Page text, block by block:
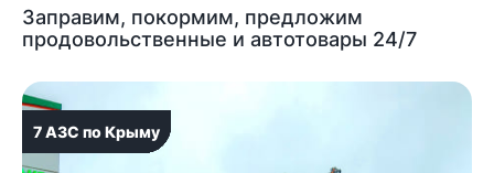
Заправим, покормим, предложим
продовольственные и автотовары 24/7
7 АЗС по Крыму
7 АЗС по Крыму
7 АЗС по Крыму
7 АЗС по Крыму
7 АЗС по Крыму
7 АЗС по Крыму
7 АЗС по Крыму
7 АЗС по Крыму
7 АЗС по Крыму
7 АЗС по Крыму
7 АЗС по Крыму
7 АЗС по Крыму
7 АЗС по Крыму